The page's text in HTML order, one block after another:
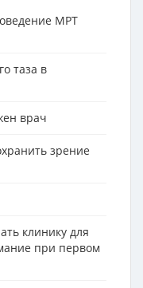
МРТ
таза в
врач
зрение
клинику для
при первом